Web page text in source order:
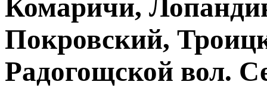
Комаричи,
Покровский,
Радогощской вол.